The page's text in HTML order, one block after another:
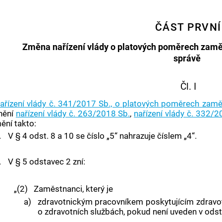
ČÁST PRVNÍ
Změna nařízení vlády o platových poměrech
správě
Čl. I
vlády č. 341/2017 Sb., o platových poměrech
nařízení vlády č. 263/2018 Sb., nařízení vlády č. 332/
takto:
V § 4 odst. 8 a 10 se číslo „5“ nahrazuje číslem „4“.
V § 5 odstavec 2 zní:
„(2)
Zaměstnanci, který je
a)
zdravotnickým pracovníkem poskytujícím
o zdravotních službách, pokud není uveden v